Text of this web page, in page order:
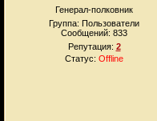
Генерал-полковник
Группа: Пользователи
Сообщений: 833
Репутация: 2
Статус: Offline